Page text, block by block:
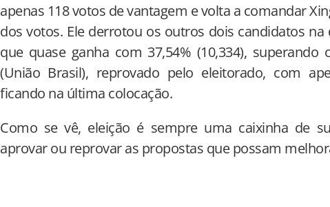
apenas 118 votos de vantagem e volta a comandar
dos votos. Ele derrotou os outros dois candidatos na
que quase ganha com 37,54% (10,334),
(União Brasil), reprovado pelo eleitorado, com
ficando na última colocação.
Como se vê, eleição é sempre uma caixinha de
aprovar ou reprovar as propostas que possam